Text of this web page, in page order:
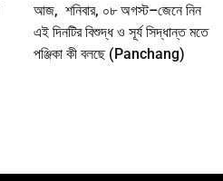
আজ, শনিবার, ০৮ অগস্ট–জেনে নিন
এই দিনটির বিশুদ্ধ ও সূর্য সিদ্ধান্ত মতে
পঞ্জিকা কী বলছে (Panchang)